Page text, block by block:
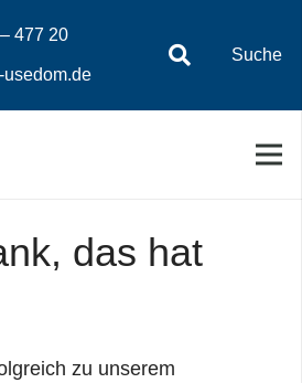
477 20
Suche
das hat
zu unserem